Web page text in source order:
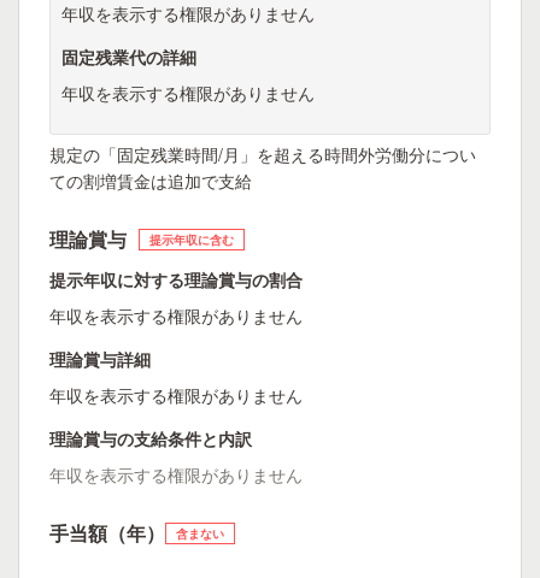
年収を表示する権限がありません
固定残業代の詳細
年収を表示する権限がありません
規定の「固定残業時間/月」を超える時間外労働分につい
ての割増賃金は追加で支給
理論賞与 提示年収に含む
提示年収に対する理論賞与の割合
年収を表示する権限がありません
理論賞与詳細
年収を表示する権限がありません
理論賞与の支給条件と内訳
年収を表示する権限がありません
手当額（年） 含まない